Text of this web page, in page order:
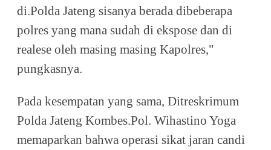
di.Polda Jateng sisanya berada dibeberapa
polres yang mana sudah di ekspose dan di
realese oleh masing masing Kapolres,"
pungkasnya.
Pada kesempatan yang sama, Ditreskrimum
Polda Jateng Kombes.Pol. Wihastino Yoga
memaparkan bahwa operasi sikat jaran candi